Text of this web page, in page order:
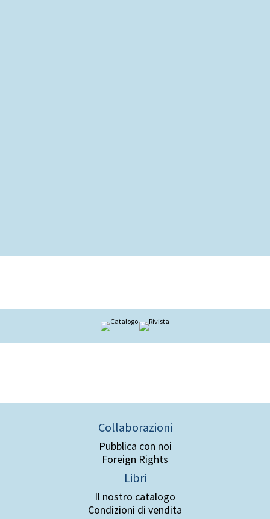
Collaborazioni
Pubblica con noi
Foreign Rights
Libri
Il nostro catalogo
Condizioni di vendita